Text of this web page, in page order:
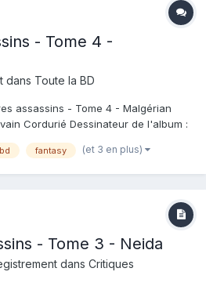
- Tome 4 -
dans Toute la BD
assassins - Tome 4 - Malgérian
Cordurié Dessinateur de l'album :
: Résumé de l'album : Un seigneur
bd fantasy (et 3 en plus)
- Tome 3 - Neida
dans Critiques